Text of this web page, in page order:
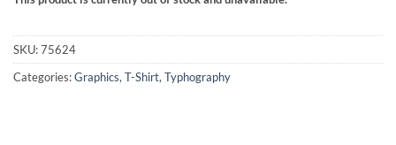
SKU:75624
Categories:Graphics,T-Shirt,Typhography